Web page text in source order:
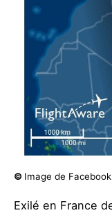
© Image de
Exilé en France